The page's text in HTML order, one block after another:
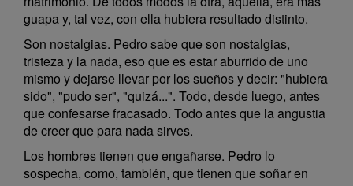
guapa y, tal vez, con ella hubiera resultado distinto.
Son nostalgias. Pedro sabe que son nostalgias,
tristeza y la nada, eso que es estar aburrido de uno
mismo y dejarse llevar por los sueños y decir: "hubiera
sido", "pudo ser", "quizá...". Todo, desde luego, antes
que confesarse fracasado. Todo antes que la angustia
de creer que para nada sirves.
Los hombres tienen que engañarse. Pedro lo
sospecha, como, también, que tienen que soñar en